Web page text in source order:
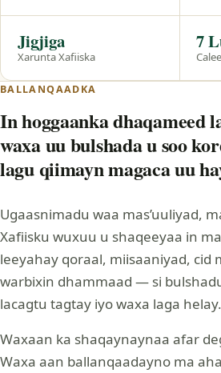
Xarunta Xafiiska
Jigjiga 7
BALLANQAADKA
In hoggaanka dhaqameed
waxa uu bulshada u soo
lagu qiimayn magaca uu
Ugaasnimadu waa mas’uuliyad,
Xafiisku wuxuu u shaqeeyaa in
leeyahay qoraal, miisaaniyad, cid
warbixin dhammaad — si
lacagtu tagtay iyo waxa laga helay.
Waxaan ka shaqaynaynaa afar
Waxa aan ballanqaadayno ma